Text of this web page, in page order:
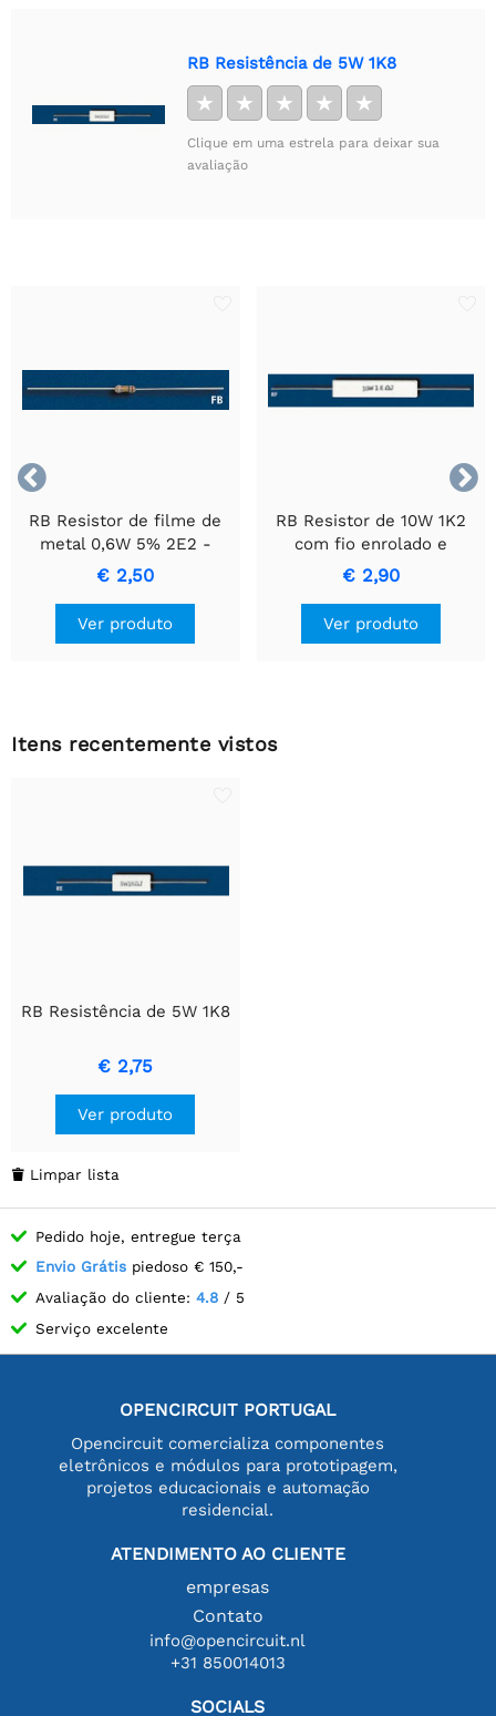
RB Resistência de 5W 1K8
★ ★ ★ ★ ★
Clique em uma estrela para deixar sua
avaliação


RB Resistor de filme de
metal 0,6W 5% 2E2 -
Resistor de Precisão
Durável
€ 2,50
Ver produto
RB Resistor de 10W 1K2
com fio enrolado e
invólucro de cerâmica.
€ 2,90
Ver produto
Itens recentemente vistos
RB Resistência de 5W 1K8
€ 2,75
Ver produto
 Limpar lista
Pedido hoje, entregue terça
Envio Grátis piedoso € 150,-
Avaliação do cliente: 4.8 / 5
Serviço excelente
OPENCIRCUIT PORTUGAL
Opencircuit comercializa componentes
eletrônicos e módulos para prototipagem,
projetos educacionais e automação
residencial.
ATENDIMENTO AO CLIENTE
empresas
Contato
info@opencircuit.nl
+31 850014013
SOCIALS